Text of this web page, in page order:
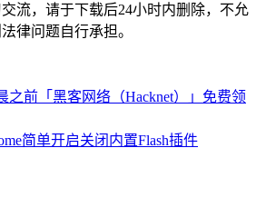
流，请于下载后24小时内删除，不允
律问题自行承担。
之前「黑客网络（Hacknet）」免费领
简单开启关闭内置Flash插件